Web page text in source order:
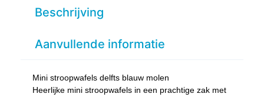
Beschrijving
Aanvullende informatie
Mini stroopwafels delfts blauw molen
Heerlijke mini stroopwafels in een prachtige zak met